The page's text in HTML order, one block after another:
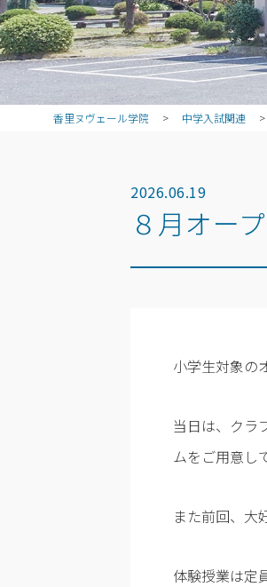
香里ヌヴェール学院 > 中学入試関連 >
2026.06.19
８月オー
小学生対象の
当日は、クラ
ムをご用意し
また前回、大
体験授業は定